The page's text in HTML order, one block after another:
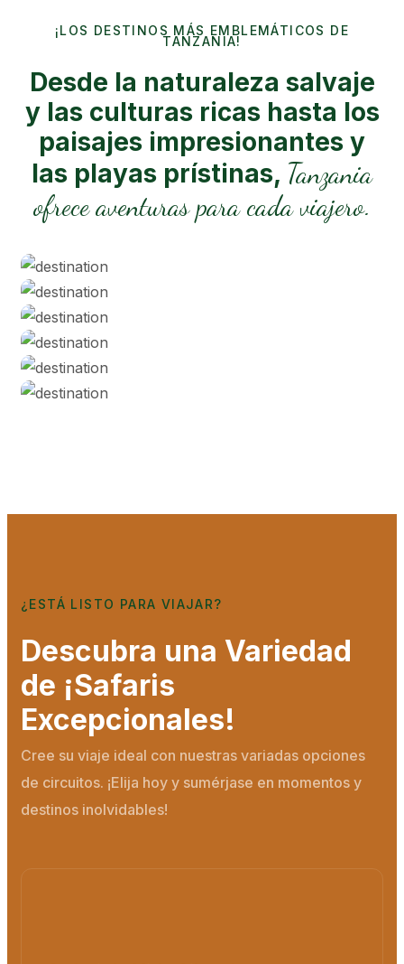
¡LOS DESTINOS MÁS EMBLEMÁTICOS DE
TANZANIA!
Desde la naturaleza salvaje
y las culturas ricas hasta los
paisajes impresionantes y
las playas prístinas, Tanzania
ofrece aventuras para cada viajero.
Tarangire
Ngorongoro Crater
Playas De Zanzíbar
Kilimanjaro NP
Lago Manyara
¿ESTÁ LISTO PARA VIAJAR?
Descubra una Variedad
de ¡Safaris
Excepcionales!
Cree su viaje ideal con nuestras variadas opciones
de circuitos. ¡Elija hoy y sumérjase en momentos y
destinos inolvidables!